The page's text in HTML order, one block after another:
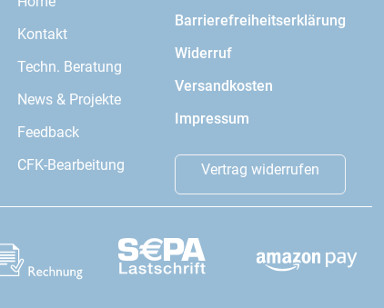
Kontakt
Techn. Beratung
News & Projekte
Feedback
CFK-Bearbeitung
Barrierefreiheitserklärung
Widerruf
Versandkosten
Impressum
Vertrag widerrufen